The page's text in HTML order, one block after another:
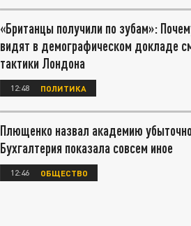
«Британцы получили по зубам»:
видят в демографическом докладе
тактики Лондона
12:48 ПОЛИТИКА
Плющенко назвал академию
Бухгалтерия показала совсем иное
12:46 ОБЩЕСТВО